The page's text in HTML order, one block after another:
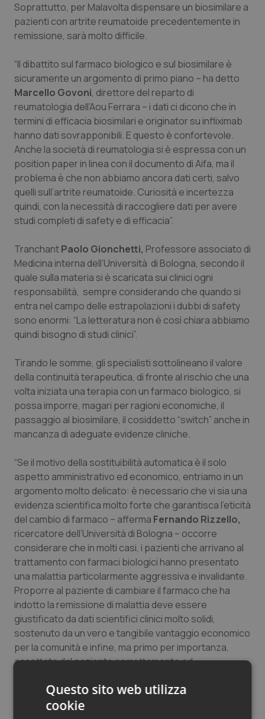
Psoriasi & pelle
Quotidiano Chirurgia
Quotidiano Oncologia
Quotidiano Pediatria
Rene & patologie urogenitali
Salute orale & impianti
Tiroide
Tumore al seno
Tumore ovarico
Tumori del Polmone & Testa Collo
Tumori gastrointestinali
Ulcera & Reflusso
Soprattutto, per Malavolta dispensare un biosimilare a
pazienti con artrite reumatoide precedentemente in
remissione, sarà molto difficile.
“Il dibattito sul farmaco biologico e sul biosimilare è
sicuramente un argomento di primo piano – ha detto
Marcello Govoni, direttore del reparto di
reumatologia dell’Aou Ferrara – i dati ci dicono che in
termini di efficacia biosimilari e originator su infliximab
hanno dati sovrapponibili. E questo è confortevole.
Anche la società di reumatologia si è espressa con un
position paper in linea con il documento di Aifa, ma il
problema è che non abbiamo ancora dati certi, salvo
quelli sull’artrite reumatoide. Curiosità e incertezza
quindi, con la necessità di raccogliere dati per avere
studi completi di safety e di efficacia”.
TranchantPaolo Gionchetti, Professore associato di
Medicina interna dell’Università di Bologna, secondo il
quale sulla materia si è scaricata sui clinici ogni
responsabilità, sempre considerando che quando si
entra nel campo delle estrapolazioni i dubbi di safety
sono enormi: “La letteratura non è così chiara abbiamo
quindi bisogno di studi clinici”.
Tirando le somme, gli specialisti sottolineano il valore
della continuità terapeutica, di fronte al rischio che una
volta iniziata una terapia con un farmaco biologico, si
possa imporre, magari per ragioni economiche, il
passaggio al biosimilare, il cosiddetto “switch” anche in
mancanza di adeguate evidenze cliniche.
“Se il motivo della sostituibilità automatica è il solo
aspetto amministrativo ed economico, entriamo in un
argomento molto delicato: è necessario che vi sia una
evidenza scientifica molto forte che garantisca l’eticità
del cambio di farmaco – afferma Fernando Rizzello,
ricercatore dell’Università di Bologna – occorre
considerare che in molti casi, i pazienti che arrivano al
trattamento con farmaci biologici hanno presentato
una malattia particolarmente aggressiva e invalidante.
Proporre al paziente di cambiare il farmaco che ha
indotto la remissione di malattia deve essere
giustificato da dati scientifici clinici molto solidi,
sostenuto da un vero e tangibile vantaggio economico
per la comunità e infine, ma primo per importanza,
accettato dal paziente correttamente ed
corretta identificazione ed attribuzione degli eventi
avversi. In caso di un evento avverso serio, a quale dei
Questo sito web utilizza
cookie